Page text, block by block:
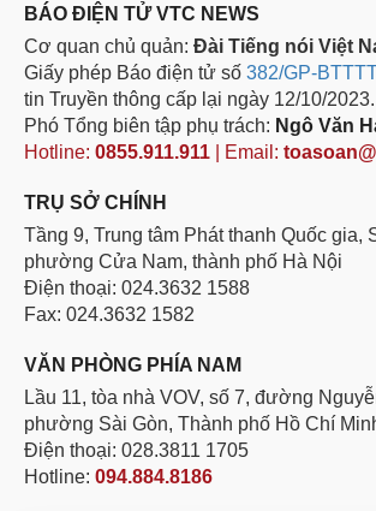
BÁO ĐIỆN TỬ VTC NEWS
Cơ quan chủ quản: Đài Tiếng nói Việt
Giấy phép Báo điện tử số 382/GP-
tin Truyền thông cấp lại ngày 12/10/2023.
Phó Tổng biên tập phụ trách: Ngô Văn
Hotline: 0855.911.911 | Email:
TRỤ SỞ CHÍNH
Tầng 9, Trung tâm Phát thanh Quốc gia,
phường Cửa Nam, thành phố Hà Nội
Điện thoại: 024.3632 1588
Fax: 024.3632 1582
VĂN PHÒNG PHÍA NAM
Lầu 11, tòa nhà VOV, số 7, đường
phường Sài Gòn, Thành phố Hồ Chí
Điện thoại: 028.3811 1705
Hotline: 094.884.8186